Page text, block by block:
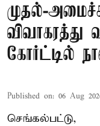
முதல்-
விவாகரத்து
கோர்ட்டில்
Published on: 06 Aug
செங்கல்பட்டு,